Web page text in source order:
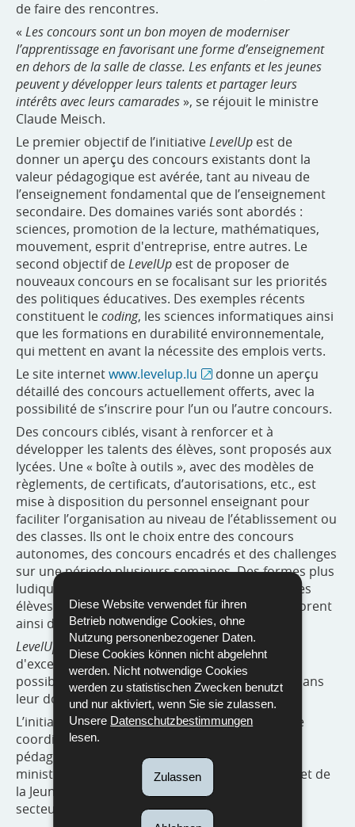
Diese Website verwendet für ihren
Betrieb notwendige Cookies, ohne
Nutzung personenbezogener Daten.
Diese Cookies können nicht abgelehnt
werden. Nicht notwendige Cookies
werden zu statistischen Zwecken benutzt
und nur aktiviert, wenn Sie sie zulassen.
Unsere Datenschutzbestimmungen
lesen.
Zulassen
de faire des rencontres.
« Les concours sont un bon moyen de moderniser
l’apprentissage en favorisant une forme d’enseignement
en dehors de la salle de classe. Les enfants et les jeunes
peuvent y développer leurs talents et partager leurs
intérêts avec leurs camarades», se réjouit le ministre
Claude Meisch.
Le premier objectif de l’initiativeLevelUp est de
donner un aperçu des concours existants dont la
valeur pédagogique est avérée, tant au niveau de
l’enseignement fondamental que de l’enseignement
secondaire. Des domaines variés sont abordés :
sciences, promotion de la lecture, mathématiques,
mouvement, esprit d'entreprise, entre autres. Le
second objectif deLevelUp est de proposer de
nouveaux concours en se focalisant sur les priorités
des politiques éducatives. Des exemples récents
constituent lecoding, les sciences informatiques ainsi
que les formations en durabilité environnementale,
qui mettent en avant la nécessite des emplois verts.
Le site internetwww.levelup.lu
donne un aperçu
détaillé des concours actuellement offerts, avec la
possibilité de s’inscrire pour l’un ou l’autre concours.
Des concours ciblés, visant à renforcer et à
développer les talents des élèves, sont proposés aux
lycées. Une « boîte à outils », avec des modèles de
règlements, de certificats, d’autorisations, etc., est
mise à disposition du personnel enseignant pour
faciliter l’organisation au niveau de l’établissement ou
des classes. Ils ont le choix entre des concours
autonomes, des concours encadrés et des challenges
sur une période plusieurs semaines. Des formes plus
ludiques et diversifiées sont préconisées pour les
élèves de l’enseignement fondamental, qui explorent
ainsi de nouveaux intérêts.
LevelUp
regroupe également des initiatives
d'excellence, qui offrent aux meilleurs jeunes la
possibilité de se mesurer avec d’autres jeunes dans
leur domaine à l’étranger.
L’initiativeLevelUpest encadrée par le Service de
coordination de la recherche et de l’innovation
pédagogiques et technologiques (SCRIPT) du
ministère de l’Éducation nationale, de l’Enfance et de
la Jeunesse, avec de nombreux partenaires du
secteur de l’éducation.